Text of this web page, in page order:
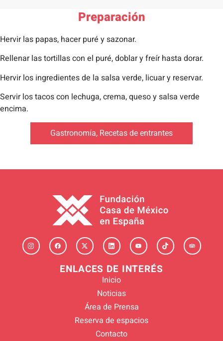
Preparación
Hervir las papas, hacer puré y sazonar.
Rellenar las tortillas con el puré, doblar y freír hasta dorar.
Hervir los ingredientes de la salsa verde, licuar y reservar.
Servir los tacos con lechuga, crema, queso y salsa verde
encima.
Gastronomía, Recetas de entrantes
ENLACES DE INTERÉS
Inicio
Noticias
Área de Prensa
Reserva de espacios
Contacto